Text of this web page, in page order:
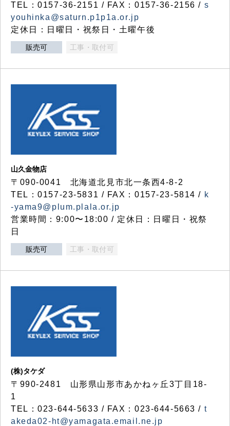
TEL：0157-36-2151 / FAX：0157-36-2156 / s
youhinka@saturn.p1p1a.or.jp
定休日：日曜日・祝祭日・土曜午後
販売可 工事・取付可
山久金物店
〒090-0041 北海道北見市北一条西4-8-2
TEL：0157-23-5831 / FAX：0157-23-5814 / k
-yama9@plum.plala.or.jp
営業時間：9:00〜18:00 / 定休日：日曜日・祝祭
日
販売可 工事・取付可
(株)タケダ
〒990-2481 山形県山形市あかねヶ丘3丁目18-
1
TEL：023-644-5633 / FAX：023-644-5663 / t
akeda02-ht@yamagata.email.ne.jp